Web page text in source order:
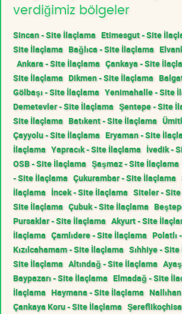
verdiğimiz bölgeler
Sincan - Site İlaçlama Etimesgut - Site
Site İlaçlama Bağlıca - Site İlaçlama
Ankara - Site İlaçlama Çankaya - Site
Site İlaçlama Dikmen - Site İlaçlama
Gölbaşı - Site İlaçlama Yenimahalle - Site
Demetevler - Site İlaçlama Şentepe - Site
Site İlaçlama Batıkent - Site İlaçlama
Çayyolu - Site İlaçlama Eryaman - Site
İlaçlama Yapracık - Site İlaçlama İvedik -
OSB - Site İlaçlama Şaşmaz - Site İlaçlama
- Site İlaçlama Çukurambar - Site İlaçlama
İlaçlama İncek - Site İlaçlama Siteler -
Site İlaçlama Çubuk - Site İlaçlama
Pursaklar - Site İlaçlama Akyurt - Site
İlaçlama Çamlıdere - Site İlaçlama Polatlı
Kızılcahamam - Site İlaçlama Sıhhiye -
Site İlaçlama Altındağ - Site İlaçlama
Baypazarı - Site İlaçlama Elmadağ - Site
İlaçlama Haymana - Site İlaçlama
Çankaya Koru - Site İlaçlama